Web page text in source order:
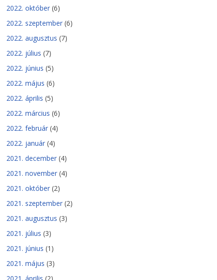
2022. október (6)
2022. szeptember (6)
2022. augusztus (7)
2022. július (7)
2022. június (5)
2022. május (6)
2022. április (5)
2022. március (6)
2022. február (4)
2022. január (4)
2021. december (4)
2021. november (4)
2021. október (2)
2021. szeptember (2)
2021. augusztus (3)
2021. július (3)
2021. június (1)
2021. május (3)